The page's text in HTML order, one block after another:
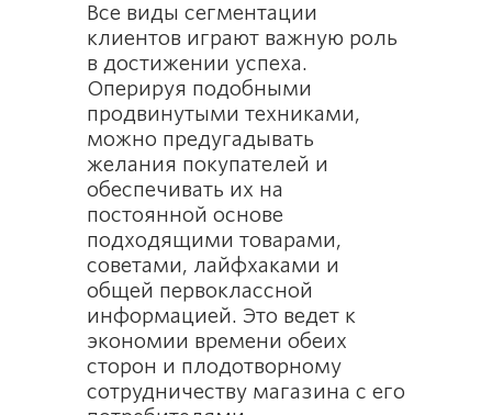
Все виды сегментации
клиентов играют важную роль
в достижении успеха.
Оперируя подобными
продвинутыми техниками,
можно предугадывать
желания покупателей и
обеспечивать их на
постоянной основе
подходящими товарами,
советами, лайфхаками и
общей первоклассной
информацией. Это ведет к
экономии времени обеих
сторон и плодотворному
сотрудничеству магазина с его